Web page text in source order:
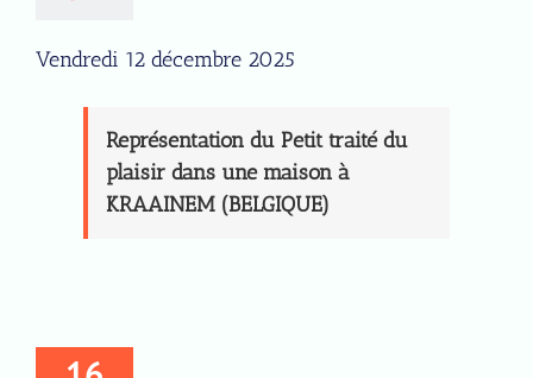
Vendredi 12 décembre 2025
Représentation du Petit traité du
plaisir dans une maison à
KRAAINEM (BELGIQUE)